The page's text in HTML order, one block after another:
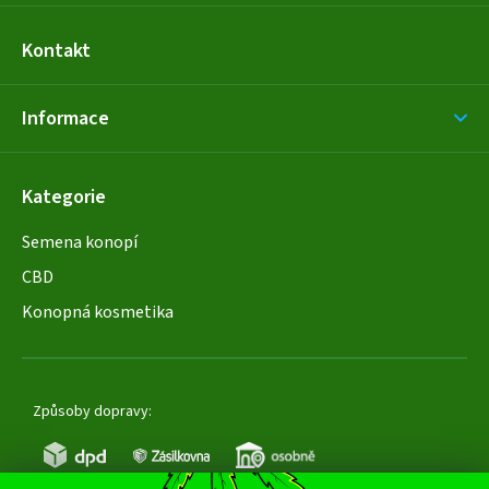
Kontakt
Informace
Kategorie
Semena konopí
CBD
Konopná kosmetika
Způsoby dopravy: